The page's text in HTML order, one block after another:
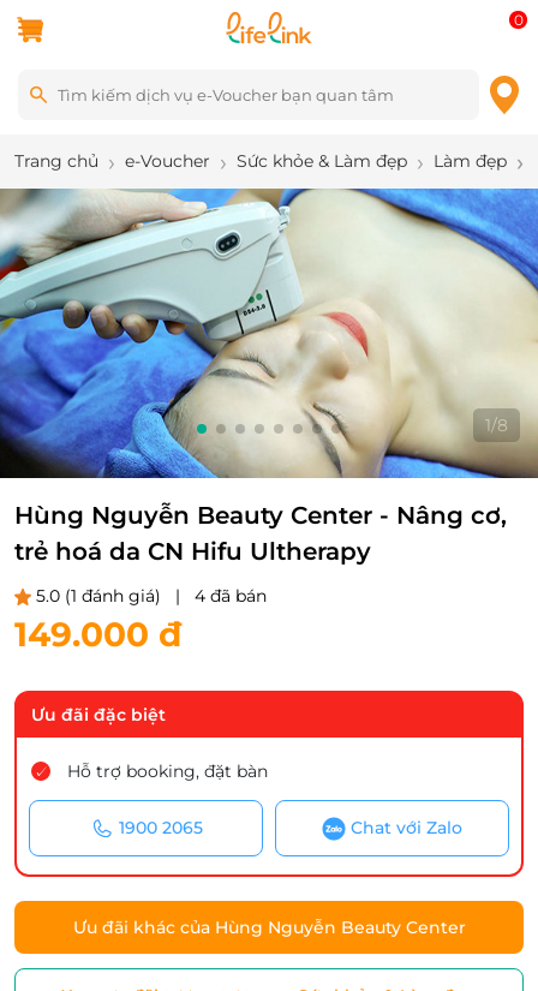
0
Trang chủ e-Voucher Sức khỏe & Làm đẹp Làm đẹp
1/8
Hùng Nguyễn Beauty Center - Nâng cơ,
trẻ hoá da CN Hifu Ultherapy
5.0 (1 đánh giá) | 4 đã bán
149.000 đ
Ưu đãi đặc biệt
Hỗ trợ booking, đặt bàn
1900 2065 Chat với Zalo
Ưu đãi khác của Hùng Nguyễn Beauty Center